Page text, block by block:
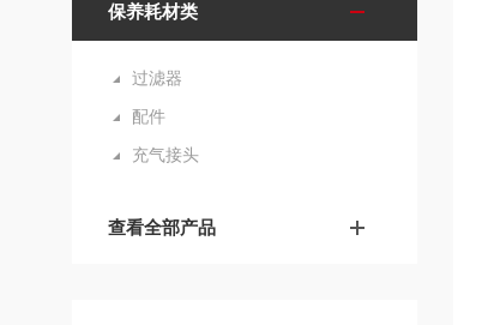
保养耗材类
过滤器
配件
充气接头
查看全部产品